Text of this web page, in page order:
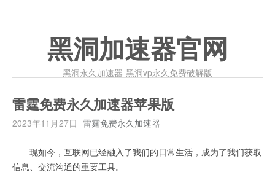
黑洞加速器官网
黑洞永久加速器-黑洞vp永久免费破解版
雷霆免费永久加速器苹果版
2023年11月27日 雷霆免费永久加速器
现如今，互联网已经融入了我们的日常生活，成为了我们获取
信息、交流沟通的重要工具。